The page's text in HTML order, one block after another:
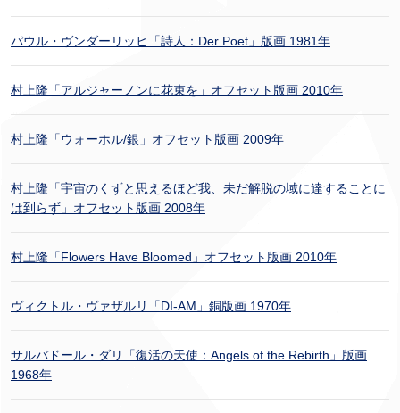
パウル・ヴンダーリッヒ「詩人：Der Poet」版画 1981年
村上隆「アルジャーノンに花束を」オフセット版画 2010年
村上隆「ウォーホル/銀」オフセット版画 2009年
村上隆「宇宙のくずと思えるほど我、未だ解脱の域に達することに
は到らず」オフセット版画 2008年
村上隆「Flowers Have Bloomed」オフセット版画 2010年
ヴィクトル・ヴァザルリ「DI-AM」銅版画 1970年
サルバドール・ダリ「復活の天使：Angels of the Rebirth」版画
1968年